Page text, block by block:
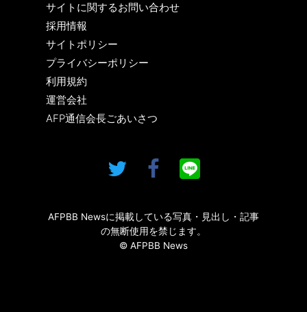
サイトに関するお問い合わせ
採用情報
サイトポリシー
プライバシーポリシー
利用規約
運営会社
AFP通信会長ごあいさつ
AFPBB Newsに掲載している写真・見出し・記事
の無断使用を禁じます。
© AFPBB News